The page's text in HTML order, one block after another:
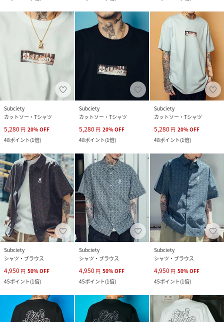
Subciety
カットソー・Tシャツ
5,280 円 20%OFF
48ポイント(1倍)
Subciety
カットソー・Tシャツ
5,280 円 20%OFF
48ポイント(1倍)
Subciety
カットソー・Tシャツ
5,280 円 20%OFF
48ポイント(1倍)
Subciety
シャツ・ブラウス
4,950 円 50%OFF
45ポイント(1倍)
Subciety
シャツ・ブラウス
4,950 円 50%OFF
45ポイント(1倍)
Subciety
シャツ・ブラウス
4,950 円 50%OFF
45ポイント(1倍)